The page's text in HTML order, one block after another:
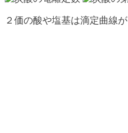
２価の酸や塩基は滴定曲線が